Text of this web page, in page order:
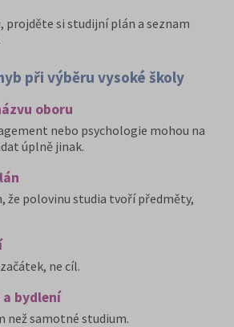
projděte si studijní plán a seznam
při výběru vysoké školy
oboru
nebo psychologie mohou na
úplně jinak.
že polovinu studia tvoří předměty,
ne cíl.
bydlení
než samotné studium.